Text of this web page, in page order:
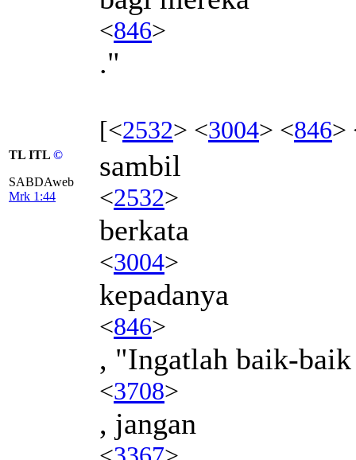
<846>
."
[<2532> <3004> <846>
TL ITL ©
SABDAweb
Mrk 1:44
sambil
<2532>
berkata
<3004>
kepadanya
<846>
, "Ingatlah baik-baik
<3708>
, jangan